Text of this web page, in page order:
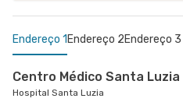
Endereço 1 Endereço 2Endereço 3
Centro Médico Santa Luzia
Hospital Santa Luzia